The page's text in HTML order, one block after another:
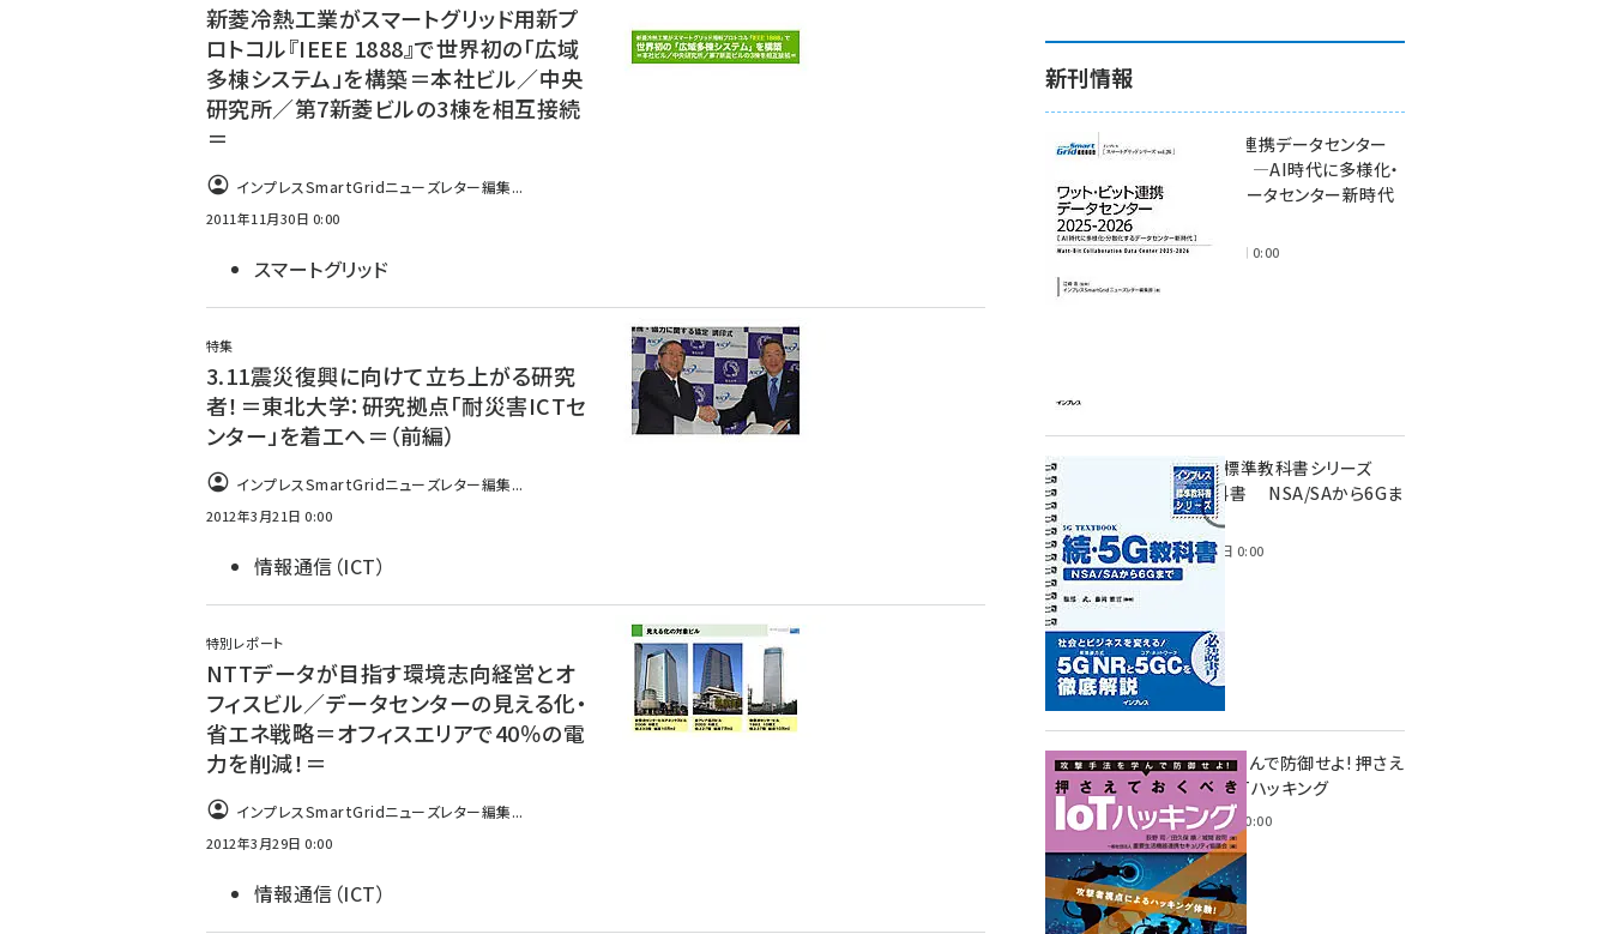
新菱冷熱工業がスマートグリッド用新プ
ロトコル『IEEE 1888』で世界初の「広域
多棟システム」を構築＝本社ビル／中央
研究所／第7新菱ビルの3棟を相互接続
＝
インプレスSmartGridニューズレター編集...
2011年11月30日 0:00
スマートグリッド
特集
3.11震災復興に向けて立ち上がる研究
者！＝東北大学：研究拠点「耐災害ICTセ
ンター」を着工へ＝（前編）
インプレスSmartGridニューズレター編集...
2012年3月21日 0:00
情報通信（ICT）
特別レポート
NTTデータが目指す環境志向経営とオ
フィスビル／データセンターの見える化・
省エネ戦略＝オフィスエリアで40％の電
力を削減！＝
インプレスSmartGridニューズレター編集...
2012年3月29日 0:00
情報通信（ICT）
新刊情報
ワット・ビット連携データセンター
2025-2026 ―AI時代に多様化・
分散化するデータセンター新時代
2025年11月28日 0:00
インプレス標準教科書シリーズ
続・5G教科書 NSA/SAから6Gま
2023年4月3日 0:00
攻撃手法を学んで防御せよ! 押さえ
ておくべきIoTハッキング
2022年6月14日 0:00